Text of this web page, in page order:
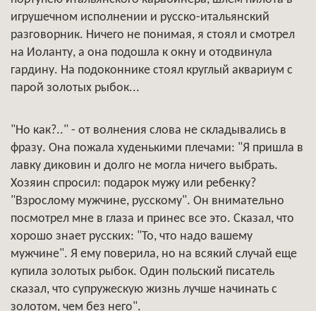
игрушечном исполнении и русско-итальянский
разговорник. Ничего не понимая, я стоял и смотрел
на Иоланту, а она подошла к окну и отодвинула
гардину. На подоконнике стоял круглый аквариум с
парой золотых рыбок...
"Но как?.." - от волнения слова не складывались в
фразу. Она пожала худенькими плечами: "Я пришла в
лавку диковин и долго не могла ничего выбрать.
Хозяин спросил: подарок мужу или ребенку?
"Взрослому мужчине, русскому". Он внимательно
посмотрел мне в глаза и принес все это. Сказал, что
хорошо знает русских: "То, что надо вашему
мужчине". Я ему поверила, но на всякий случай еще
купила золотых рыбок. Один польский писатель
сказал, что супружескую жизнь лучше начинать с
золотом, чем без него".